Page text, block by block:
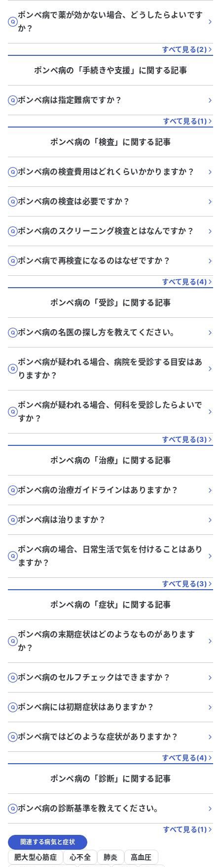
ポンペ病で薬が効かない場合、どうしたらよいです
か？
すべて見る(2)
ポンペ病の「手続きや支援 」に関する記事
ポンペ病は指定難病ですか？
すべて見る(1)
ポンペ病の「検査」に関する記事
ポンペ病の検査費用はどれくらいかかりますか？
ポンペ病の検査は必要ですか？
ポンペ病のスクリーニング検査とはなんですか？
ポンペ病で再検査になるのはなぜですか？
すべて見る(4)
ポンペ病の「受診」に関する記事
ポンペ病の名医の探し方を教えてください。
ポンペ病が疑われる場合、病院を受診する目安はあ
りますか？
ポンペ病が疑われる場合、何科を受診したらよいで
すか？
すべて見る(3)
ポンペ病の「治療」に関する記事
ポンペ病の治療ガイドラインはありますか？
ポンペ病は治りますか？
ポンペ病の場合、日常生活で気を付けることはあり
ますか？
すべて見る(3)
ポンペ病の「症状」に関する記事
ポンペ病の末期症状はどのようなものがあります
か？
ポンペ病のセルフチェックはできますか？
ポンペ病には初期症状はありますか？
ポンペ病ではどのような症状がありますか？
すべて見る(4)
ポンペ病の「診断」に関する記事
ポンペ病の診断基準を教えてください。
すべて見る(1)
関連する病気と症状
肥大型心筋症 心不全 肺炎
高血圧